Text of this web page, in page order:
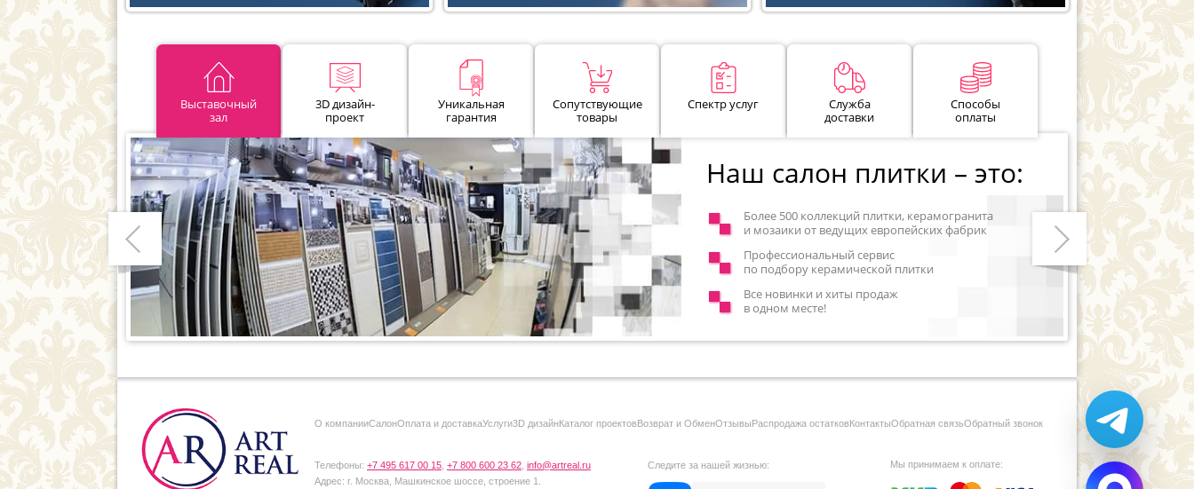
Выставочный
зал
3D дизайн-
проект
Уникальная
гарантия
Сопутствующие
товары
Спектр услуг
Служба
доставки
Способы
оплаты
Наш салон плитки – это:
Более 500 коллекций плитки, керамогранита
и мозаики от ведущих европейских фабрик
Профессиональный сервис
по подбору керамической плитки
Все новинки и хиты продаж
в одном месте!
Предыдущий
Следующий
О компанииCалонОплата и доставкаУслуги3D дизайнКаталог проектовВозврат и ОбменОтзывыРаспродажа остатковКонтактыОбратная связьОбратный звонок
Телефоны: +7 495 617 00 15 +7 800 600 23 62 info@artreal.ru
Адрес: г. Москва, Машкинское шоссе, строение 1.
Следите за нашей жизнью: Мы принимаем к оплате: